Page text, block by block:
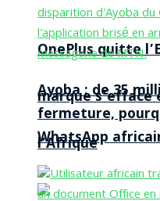
OnePlus quitte
marque s’efface
l’Afrique
Ayoba : de 35
fermeture,
WhatsApp